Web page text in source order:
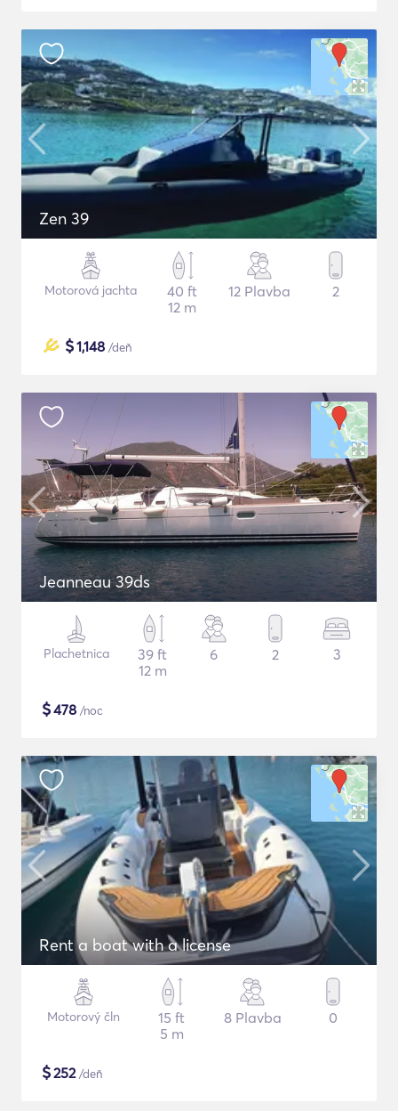
Zen 39
Motorová jachta
40 ft
12 m
12 Plavba 2
$1,148 /deň
Jeanneau 39ds
Plachetnica
39 ft
12 m
6 2 3
$478 /noc
Rent a boat with a license
Motorový čln
15 ft
5 m
8 Plavba 0
$252/deň